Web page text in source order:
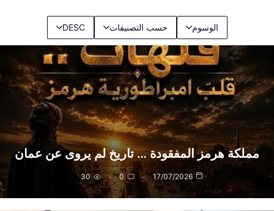
الوسوم حسب التصنيفات DESC
مملكة هرمز المفقودة … تاريخ لم يروى عن عمان
17/07/2026
0
30